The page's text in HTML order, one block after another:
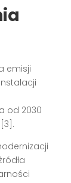
emisji
od 2030